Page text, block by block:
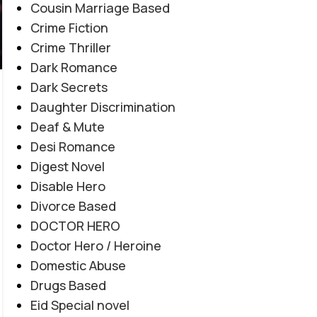
EMOTIONAL LOVE STORY
Amanat E Ishq By Noor Malik
Posted by
"میں تمہیں چھوڑ کر نہیں جاؤں گا... تم میری زندگی ہو، میری
آخری دعا ہو۔" "کچھ محبتیں جان مانگتی نہیں... خود جان بن
جاتی ہیں۔" "عشق جب امانت بن جائے، تو جدائی بھی اسے
Cousin Marriage Based
Crime Fiction
Crime Thriller
Dark Romance
Dark Secrets
Daughter Discrimination
Deaf & Mute
Desi Romance
Digest Novel
Disable Hero
Divorce Based
DOCTOR HERO
Doctor Hero / Heroine
Domestic Abuse
Drugs Based
Eid Special novel